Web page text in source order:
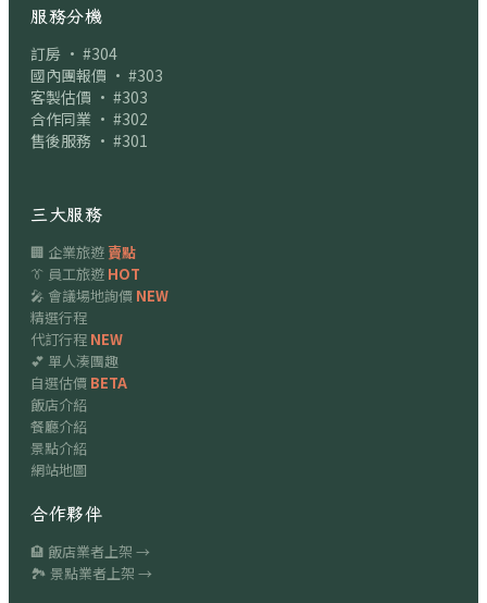
服務分機
訂房 · #304
國內團報價 · #303
客製估價 · #303
合作同業 · #302
售後服務 · #301
三大服務
🏢 企業旅遊賣點
👔 員工旅遊 HOT
🎤 會議場地詢價 NEW
精選行程
代訂行程 NEW
💕 單人湊團趣
自選估價 BETA
飯店介紹
餐廳介紹
景點介紹
網站地圖
合作夥伴
🏨 飯店業者上架 →
🏞 景點業者上架 →